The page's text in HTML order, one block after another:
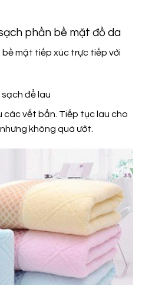
phần bề mặt đồ da
mặt tiếp xúc trực tiếp với
sạch để lau
các vết bẩn. Tiếp tục lau cho
không quá ướt.